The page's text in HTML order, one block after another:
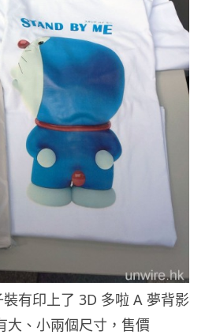
有印上了 3D 多啦 A 夢背影
大、小兩個尺寸，售價